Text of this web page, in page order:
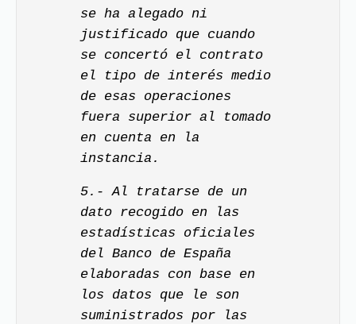
se ha alegado ni
justificado que cuando
se concertó el contrato
el tipo de interés medio
de esas operaciones
fuera superior al tomado
en cuenta en la
instancia.
5.- Al tratarse de un
dato recogido en las
estadísticas oficiales
del Banco de España
elaboradas con base en
los datos que le son
suministrados por las